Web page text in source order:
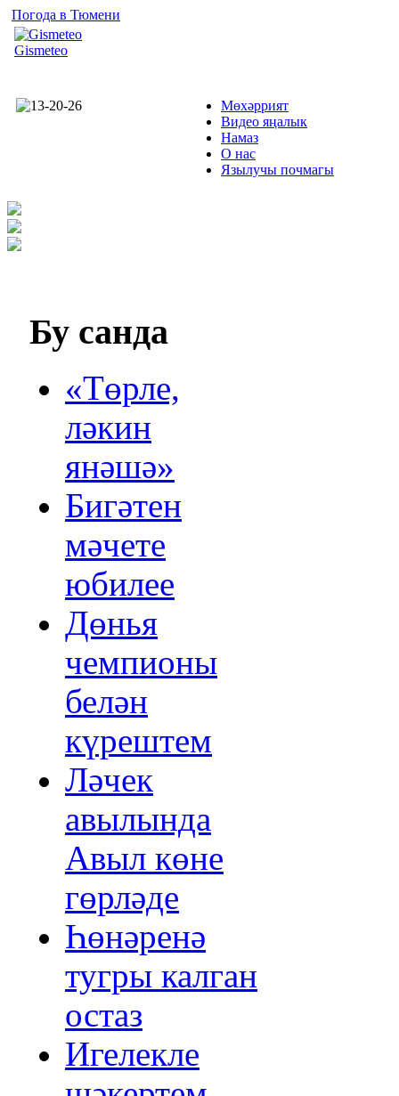
Погода в Тюмени
Gismeteo
Мөхәррият
Видео яңалык
Намаз
О нас
Язылучы почмагы
Бу санда
«Төрле,
ләкин
янәшә»
Бигәтен
мәчете
юбилее
Дөнья
чемпионы
белән
күрештем
Ләчек
авылында
Авыл көне
гөрләде
Һөнәренә
тугры калган
остаз
Игелекле